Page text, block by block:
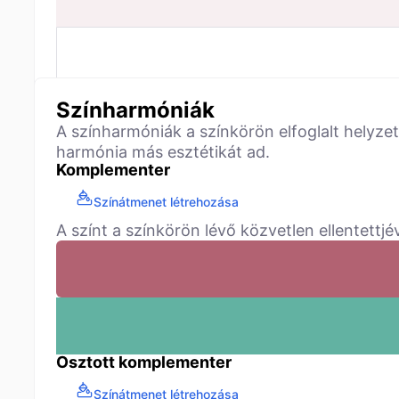
Színharmóniák
A színharmóniák a színkörön elfoglalt
harmónia más esztétikát ad.
Komplementer
Színátmenet létrehozása
A színt a színkörön lévő közvetlen
Osztott komplementer
Színátmenet létrehozása